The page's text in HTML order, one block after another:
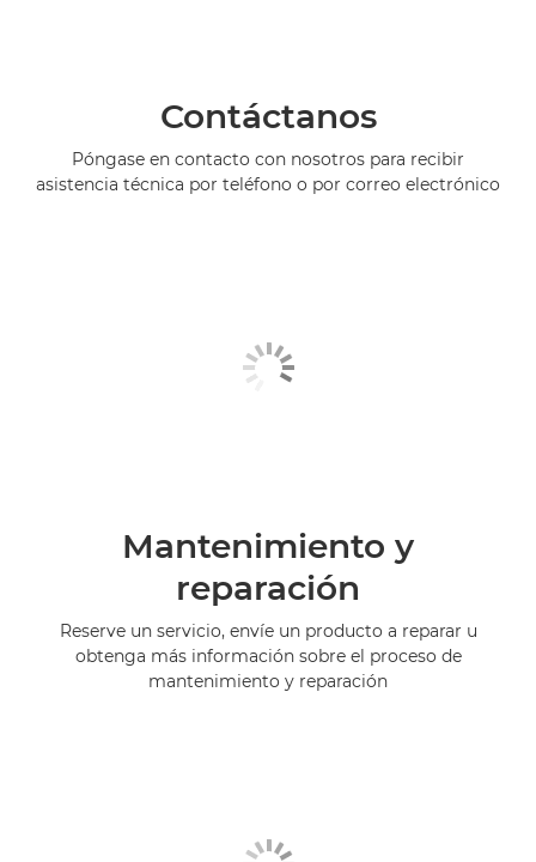
Contáctanos
Póngase en contacto con nosotros para recibir
asistencia técnica por teléfono o por correo electrónico
Mantenimiento y
reparación
Reserve un servicio, envíe un producto a reparar u
obtenga más información sobre el proceso de
mantenimiento y reparación